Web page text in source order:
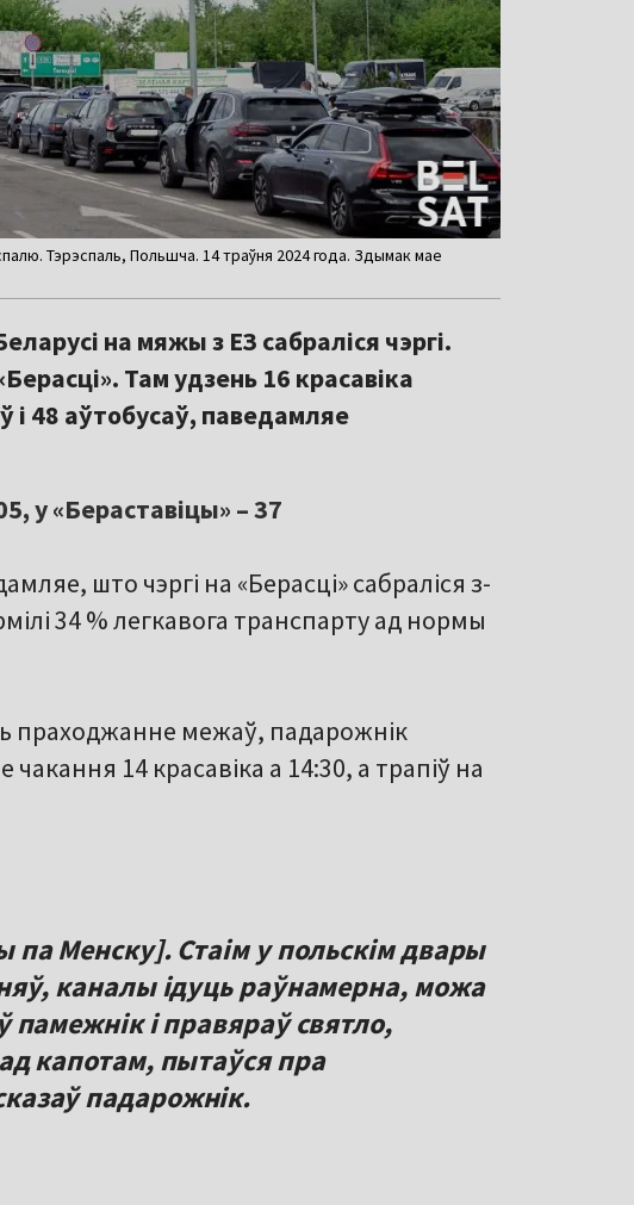
Тэрэспаль, Польшча. 14 траўня 2024 года. Здымак мае
на мяжы з ЕЗ сабраліся чэргі.
Там удзень 16 красавіка
і 48 аўтобусаў, паведамляе
у «Бераставіцы» – 37
што чэргі на «Берасці» сабраліся з-
34 % легкавога транспарту ад нормы
праходжанне межаў, падарожнік
чакання 14 красавіка а 14:30, а трапіў на
па Менску]. Стаім у польскім двары
каналы ідуць раўнамерна, можа
памежнік і правяраў святло,
капотам, пытаўся пра
падарожнік.